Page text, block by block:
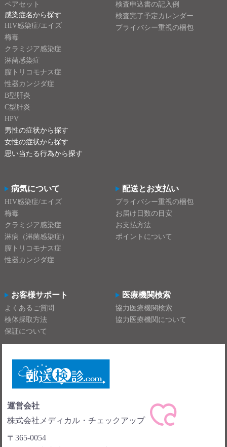
ペアセット
感染症名から探す
HIV感染症/エイズ
梅毒
クラミジア感染症
淋菌感染症
膣トリコモナス症
性器カンジダ症
B型肝炎
C型肝炎
HPV
男性の症状から探す
女性の症状から探す
思い当たる行為から探す
検査申込書の記入例
検査完了予定カレンダー
プライバシー重視の梱包
病気について
HIV感染症/エイズ
梅毒
クラミジア感染症
淋病（淋菌感染症）
膣トリコモナス症
性器カンジダ症
配送とお支払い
プライバシー重視の梱包
お届け日数の目安
お支払方法
ポイントについて
お客様サポート
よくあるご質問
検体採取方法
保証について
医療機関検索
協力医療機関検索
協力医療機関について
運営会社
株式会社メディカル・チェックアップ
〒365-0054